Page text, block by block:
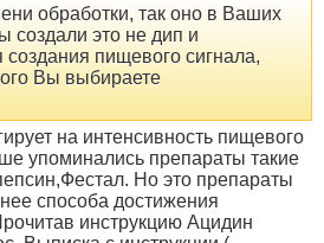
обработки, так оно в Ваших
создали это не дип и
создания пищевого сигнала,
Вы выбираете
на интенсивность пищевого
упоминались препараты такие
Но это препараты
способа достижения
инструкцию Ацидин